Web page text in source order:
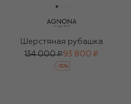
Шерстяная рубашка
134 000 ₽93 800 ₽
-30%